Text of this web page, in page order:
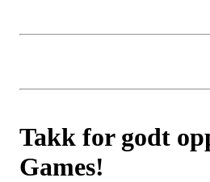
Takk for godt
Games!